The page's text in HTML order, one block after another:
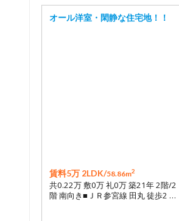
オール洋室・閑静な住宅地！！
賃料5万 2LDK/58.86m2
共0.22万 敷0万 礼0万 築21年 2階/2
階 南向き■ＪＲ参宮線 田丸 徒歩2 …